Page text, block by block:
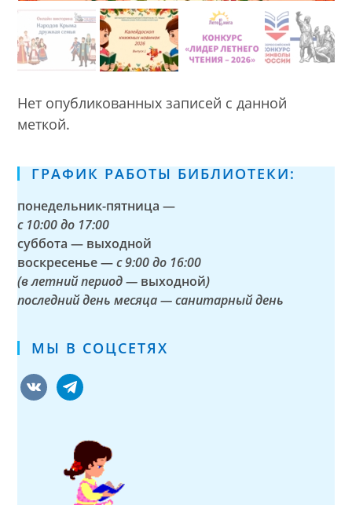
Нет опубликованных записей с данной
меткой.
ГРАФИК РАБОТЫ БИБЛИОТЕКИ:
понедельник-пятница —
с 10:00 до 17:00
суббота — выходной
воскресенье —с 9:00 до 16:00
(в летний период — выходной)
последний день месяца — санитарный день
МЫ В СОЦСЕТЯХ
vkontaktetelegram